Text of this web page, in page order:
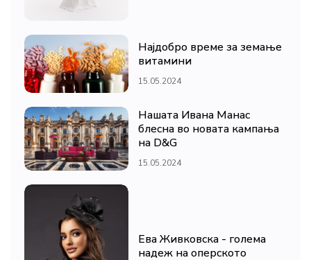
Најдобро време за земање
витамини
15.05.2024
Нашата Ивана Манас
блесна во новата кампања
на D&G
15.05.2024
Ева Живковска - голема
надеж на оперското